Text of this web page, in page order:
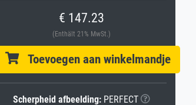
€ 147.23
(Enthält 21% MwSt.)
Toevoegen aan winkelmandje
Scherpheid afbeelding:PERFECT